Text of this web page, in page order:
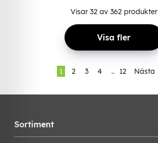
Visar 32av 362produkter
Visa fler
1 2 3 4 .. 12 Nästa
Sortiment